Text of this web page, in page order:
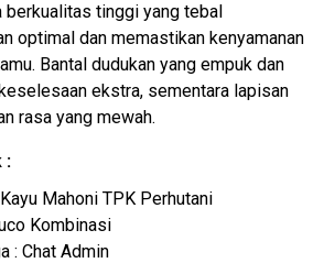
tinggi yang tebal
optimal dan memastikan kenyamanan
Bantal dudukan yang empuk dan
ekstra, sementara lapisan
rasa yang mewah.
:
Mahoni TPK Perhutani
Kombinasi
: Chat Admin